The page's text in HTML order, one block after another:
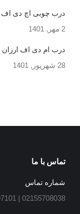
درب چوبی اچ دی اف
2 مهر, 1401
درب ام دی اف ارزان
28 شهریور, 1401
تماس با ما
شماره تماس
02155708038 | 09124197101